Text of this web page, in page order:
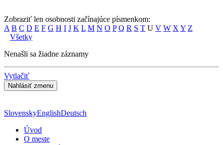
Zobraziť len osobnosti začínajúce písmenkom:
A B C D E F G H I J K L M N O P Q R S T U V W X Y Z
Všetky
Nenašli sa žiadne záznamy
Vytlačiť
SlovenskyEnglishDeutsch
Úvod
O meste